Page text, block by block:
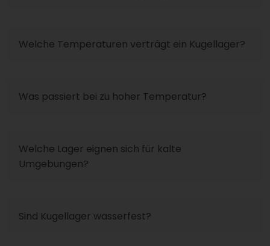
Welche Temperaturen verträgt ein Kugellager?
Was passiert bei zu hoher Temperatur?
Welche Lager eignen sich für kalte
Umgebungen?
Sind Kugellager wasserfest?